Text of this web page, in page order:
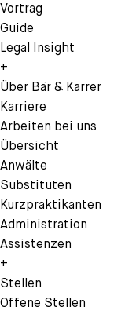
Vortrag
Guide
Legal Insight
+
Über Bär & Karrer
Karriere
Arbeiten bei uns
Übersicht
Anwälte
Substituten
Kurzpraktikanten
Administration
Assistenzen
+
Stellen
Offene Stellen